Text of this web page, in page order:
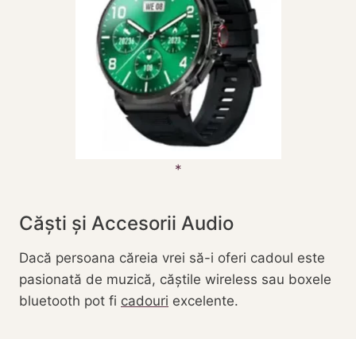
Căști și Accesorii Audio
Dacă persoana căreia vrei să-i oferi cadoul este
pasionată de muzică, căștile wireless sau boxele
bluetooth pot fi cadouri excelente.